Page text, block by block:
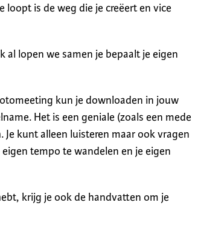
loopt is de weg die je creëert en vice
lopen we samen je bepaalt je eigen
kun je downloaden in jouw
Het is een geniale (zoals een mede
kunt alleen luisteren maar ook vragen
tempo te wandelen en je eigen
krijg je ook de handvatten om je